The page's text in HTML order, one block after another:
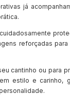
já
reforçadas
cantinho ou para
estilo e carinho,